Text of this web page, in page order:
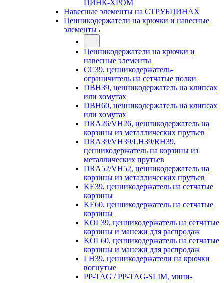
ЦИНК-ХРОМ
Навесные элементы на СТРУБЦИНАХ
Ценникодержатели на крючки и навесные
элементы
Ценникодержатели на крючки и
навесные элементы
CC39, ценникодержатель-
ограничитель на сетчатые полки
DBH39, ценникодержатель на клипсах
или хомутах
DBH60, ценникодержатель на клипсах
или хомутах
DRA26/VH26, ценникодержатель на
корзины из металлических прутьев
DRA39/VH39/LH39/RH39,
ценникодержатель на корзины из
металлических прутьев
DRA52/VH52, ценникодержатель на
корзины из металлических прутьев
KE39, ценникодержатель на сетчатые
корзины
KE60, ценникодержатель на сетчатые
корзины
KOL39, ценникодержатель на сетчатые
корзины и манежи для распродаж
KOL60, ценникодержатель на сетчатые
корзины и манежи для распродаж
LH39, ценникодержатели на крючки
вогнутые
PP-TAG / PP-TAG-SLIM, мини-